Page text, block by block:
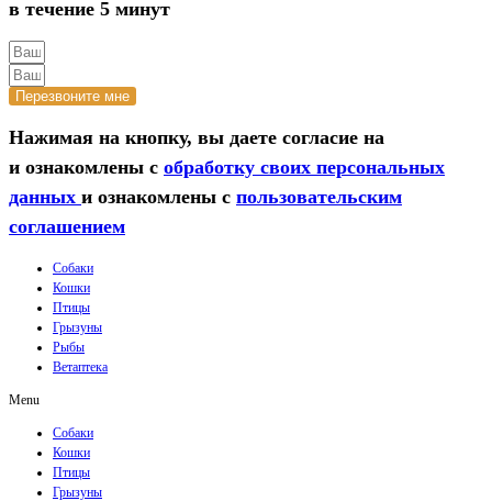
в течение 5 минут
Перезвоните мне
Нажимая на кнопку, вы даете согласие на
и ознакомлены с обработку своих персональных
данных и ознакомлены с пользовательским
соглашением
Собаки
Кошки
Птицы
Грызуны
Рыбы
Ветаптека
Menu
Собаки
Кошки
Птицы
Грызуны